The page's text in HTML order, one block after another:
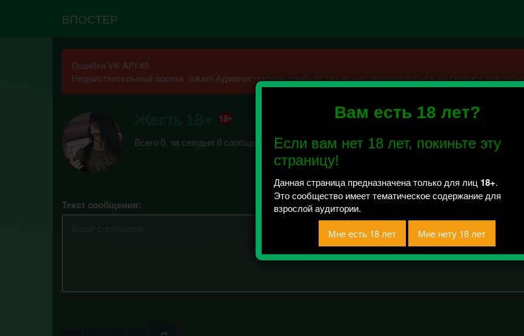
Вам есть 18 лет?
Если вам нет 18 лет, покиньте эту
страницу!
Данная страница предназначена только для лиц 18+.
Это сообщество имеет тематическое содержание для
взрослой аудитории.
ВПОСТЕР
Ошибка VK API #5
Недействительный access_token! Администратору сообщества нужно авторизоваться на сервисе повторно.
Всего 0, за сегодня 0 сообщений отправлено / Рейтинг 0
Текст сообщения: